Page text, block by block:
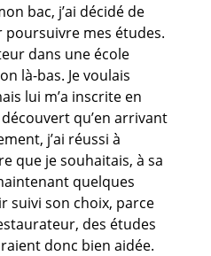
bac, j’ai décidé de
mes études.
dans une école
là-bas. Je voulais
lui m’a inscrite en
qu’en arrivant
j’ai réussi à
que je souhaitais, à sa
quelques
suivi son choix, parce
des études
donc bien aidée.